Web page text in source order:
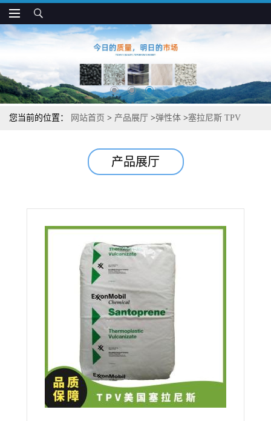
您当前的位置： 网站首页 > 产品展厅 >弹性体 >塞拉尼斯 TPV
产品展厅